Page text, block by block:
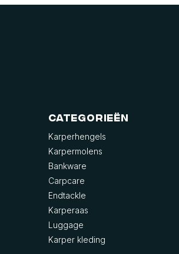
Categorieën
Karperhengels
Karpermolens
Bankware
Carpcare
Endtackle
Karperaas
Luggage
Karper kleding